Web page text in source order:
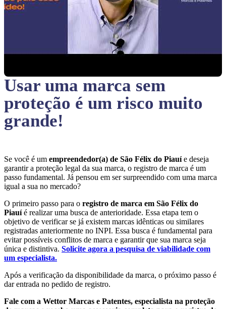
Usar uma marca sem
proteção é um risco muito
grande!
Se você é um empreendedor(a) de São Félix do Piauíe deseja
garantir a proteção legal da sua marca, o registro de marca é um
passo fundamental. Já pensou em ser surpreendido com uma marca
igual a sua no mercado?
O primeiro passo para o registro de marca em São Félix do
Piauíé realizar uma busca de anterioridade. Essa etapa tem o
objetivo de verificar se já existem marcas idênticas ou similares
registradas anteriormente no INPI. Essa busca é fundamental para
evitar possíveis conflitos de marca e garantir que sua marca seja
única e distintiva. Solicite agora a pesquisa de viabilidade com
um especialista.
Após a verificação da disponibilidade da marca, o próximo passo é
dar entrada no pedido de registro.
Fale com a Wettor Marcas e Patentes, especialista na proteção